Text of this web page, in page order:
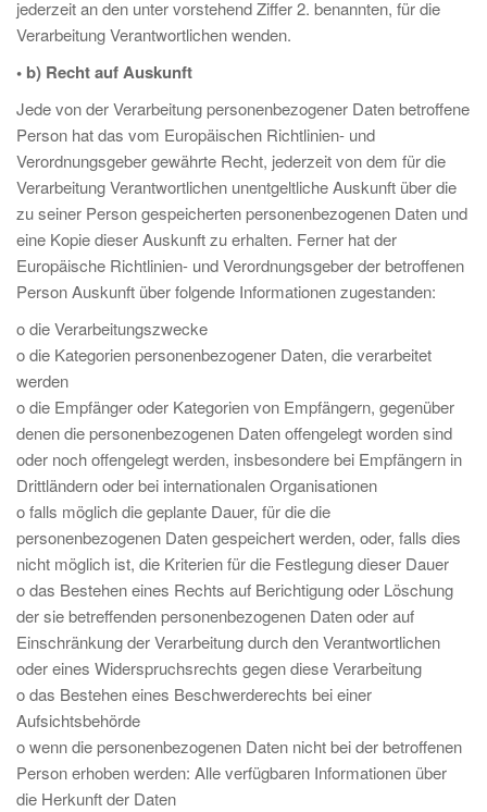
jederzeit an den unter vorstehend Ziffer 2. benannten, für die
Verarbeitung Verantwortlichen wenden.
• b) Recht auf Auskunft
Jede von der Verarbeitung personenbezogener Daten betroffene
Person hat das vom Europäischen Richtlinien- und
Verordnungsgeber gewährte Recht, jederzeit von dem für die
Verarbeitung Verantwortlichen unentgeltliche Auskunft über die
zu seiner Person gespeicherten personenbezogenen Daten und
eine Kopie dieser Auskunft zu erhalten. Ferner hat der
Europäische Richtlinien- und Verordnungsgeber der betroffenen
Person Auskunft über folgende Informationen zugestanden:
o die Verarbeitungszwecke
o die Kategorien personenbezogener Daten, die verarbeitet
werden
o die Empfänger oder Kategorien von Empfängern, gegenüber
denen die personenbezogenen Daten offengelegt worden sind
oder noch offengelegt werden, insbesondere bei Empfängern in
Drittländern oder bei internationalen Organisationen
o falls möglich die geplante Dauer, für die die
personenbezogenen Daten gespeichert werden, oder, falls dies
nicht möglich ist, die Kriterien für die Festlegung dieser Dauer
o das Bestehen eines Rechts auf Berichtigung oder Löschung
der sie betreffenden personenbezogenen Daten oder auf
Einschränkung der Verarbeitung durch den Verantwortlichen
oder eines Widerspruchsrechts gegen diese Verarbeitung
o das Bestehen eines Beschwerderechts bei einer
Aufsichtsbehörde
o wenn die personenbezogenen Daten nicht bei der betroffenen
Person erhoben werden: Alle verfügbaren Informationen über
die Herkunft der Daten